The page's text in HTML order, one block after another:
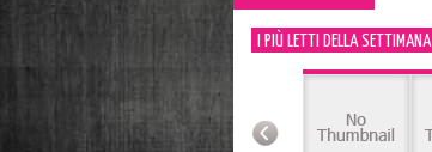
I PIÙ LETTI DELLA SETTIMANA